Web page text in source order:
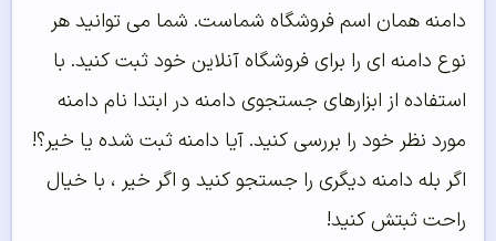
دامنه همان اسم فروشگاه شماست. شما می توانید هر
نوع دامنه ای را برای فروشگاه آنلاین خود ثبت کنید. با
استفاده از ابزارهای جستجوی دامنه در ابتدا نام دامنه
مورد نظر خود را بررسی کنید. آیا دامنه ثبت شده یا خیر؟!
اگر بله دامنه دیگری را جستجو کنید و اگر خیر ، با خیال
راحت ثبتش کنید!